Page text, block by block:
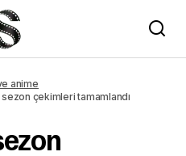
anime
çekimleri tamamlandı